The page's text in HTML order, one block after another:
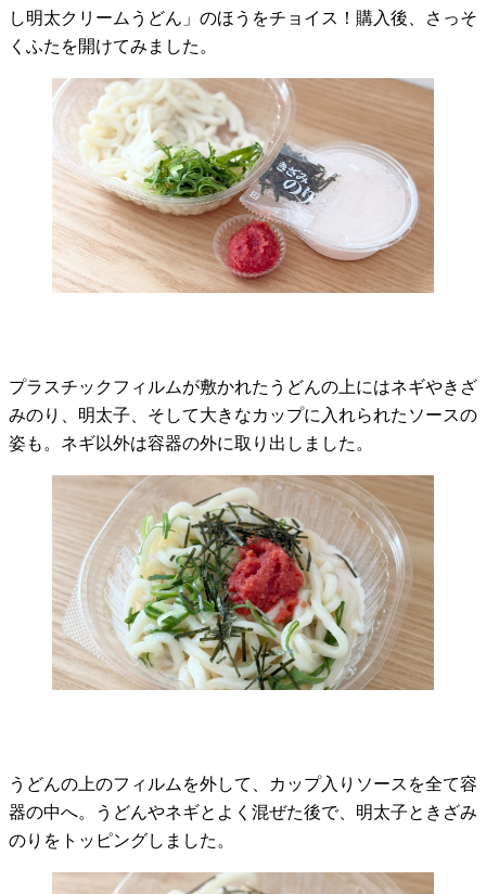
し明太クリームうどん」のほうをチョイス！購入後、さっそ
くふたを開けてみました。
プラスチックフィルムが敷かれたうどんの上にはネギやきざ
みのり、明太子、そして大きなカップに入れられたソースの
姿も。ネギ以外は容器の外に取り出しました。
うどんの上のフィルムを外して、カップ入りソースを全て容
器の中へ。うどんやネギとよく混ぜた後で、明太子ときざみ
のりをトッピングしました。